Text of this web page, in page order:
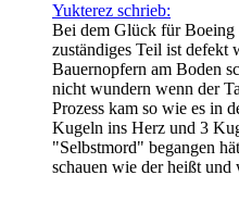
Yukterez schrieb:
Bei dem Glück für Boeing
zuständiges Teil ist defekt
Bauernopfern am Boden
nicht wundern wenn der
Prozess kam so wie es in
Kugeln ins Herz und 3
"Selbstmord" begangen
schauen wie der heißt und